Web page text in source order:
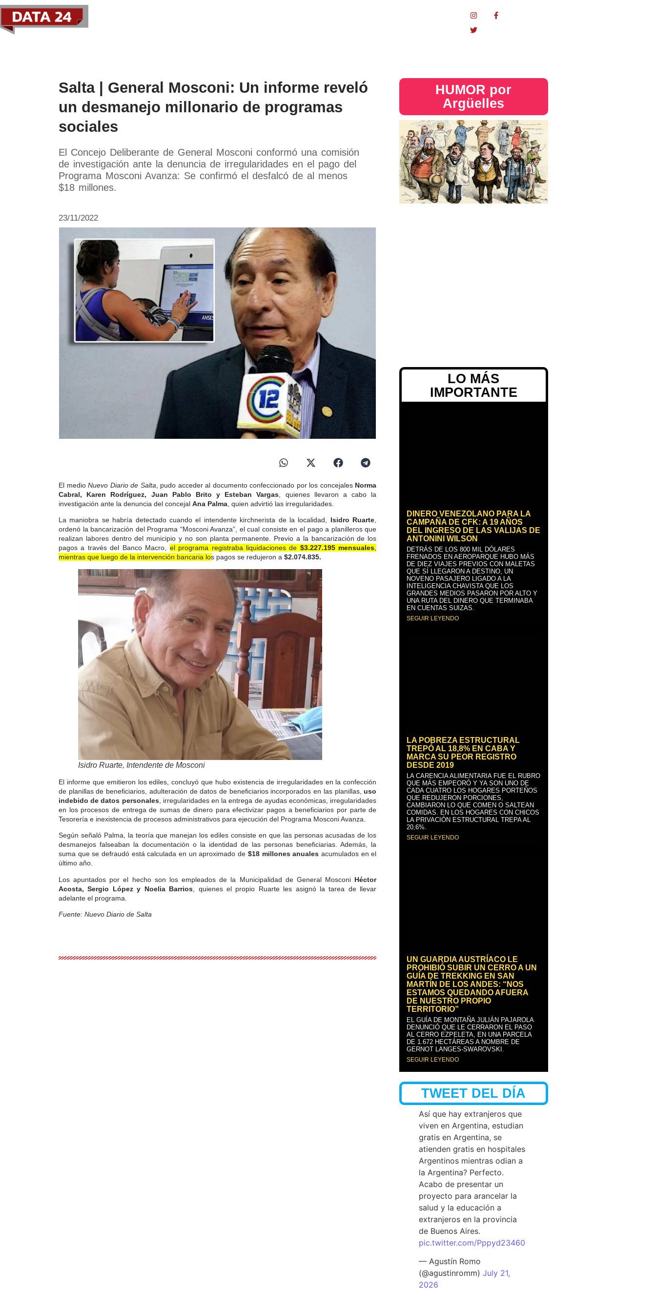
Salta | General Mosconi: Un informe reveló
un desmanejo millonario de programas
sociales
El Concejo Deliberante de General Mosconi conformó una comisión
de investigación ante la denuncia de irregularidades en el pago del
Programa Mosconi Avanza: Se confirmó el desfalcó de al menos
$18 millones.
23/11/2022
El medioNuevo Diario de Salta , pudo acceder al documento confeccionado por los concejales Norma
Cabral, Karen Rodríguez, Juan Pablo Brito y Esteban Vargas , quienes llevaron a cabo la
investigación ante la denuncia del concejal Ana Palma , quien advirtió las irregularidades.
La maniobra se habría detectado cuando el intendente kirchnerista de la localidad, Isidro Ruarte,
ordenó la bancarización del Programa “Mosconi Avanza”, el cual consiste en el pago a planilleros que
realizan labores dentro del municipio y no son planta permanente. Previo a la bancarización de los
pagos a través del Banco Macro, el programa registraba liquidaciones de $3.227.195 mensuales,
mientras que luego de la intervención bancaria los pagos se redujeron a $2.074.835.
Isidro Ruarte, Intendente de Mosconi
El informe que emitieron los ediles, concluyó que hubo existencia de irregularidades en la confección
de planillas de beneficiarios, adulteración de datos de beneficiarios incorporados en las planillas,uso
indebido de datos personales, irregularidades en la entrega de ayudas económicas, irregularidades
en los procesos de entrega de sumas de dinero para efectivizar pagos a beneficiarios por parte de
Tesorería e inexistencia de procesos administrativos para ejecución del Programa Mosconi Avanza.
Según señaló Palma, la teoría que manejan los ediles consiste en que las personas acusadas de los
desmanejosfalseaban la documentación o la identidad de las personas beneficiarias. Además, la
suma que se defraudó está calculada en un aproximado de $18 millones anuales acumulados en el
último año.
Los apuntados por el hecho son los empleados de la Municipalidad de General Mosconi Héctor
Acosta, Sergio López y Noelia Barrios , quienes el propio Ruarte les asignó la tarea de llevar
adelante el programa.
Fuente: Nuevo Diario de Salta
HUMOR por
Argüelles​
LO MÁS
IMPORTANTE
DINERO VENEZOLANO PARA LA
CAMPAÑA DE CFK: A 19 AÑOS
DEL INGRESO DE LAS VALIJAS DE
ANTONINI WILSON
DETRÁS DE LOS 800 MIL DÓLARES
FRENADOS EN AEROPARQUE HUBO MÁS
DE DIEZ VIAJES PREVIOS CON MALETAS
QUE SÍ LLEGARON A DESTINO, UN
NOVENO PASAJERO LIGADO A LA
INTELIGENCIA CHAVISTA QUE LOS
GRANDES MEDIOS PASARON POR ALTO Y
UNA RUTA DEL DINERO QUE TERMINABA
EN CUENTAS SUIZAS.
SEGUIR LEYENDO
LA POBREZA ESTRUCTURAL
TREPÓ AL 18,8% EN CABA Y
MARCA SU PEOR REGISTRO
DESDE 2019
LA CARENCIA ALIMENTARIA FUE EL RUBRO
QUE MÁS EMPEORÓ Y YA SON UNO DE
CADA CUATRO LOS HOGARES PORTEÑOS
QUE REDUJERON PORCIONES,
CAMBIARON LO QUE COMEN O SALTEAN
COMIDAS. EN LOS HOGARES CON CHICOS
LA PRIVACIÓN ESTRUCTURAL TREPA AL
20,6%.
SEGUIR LEYENDO
UN GUARDIA AUSTRÍACO LE
PROHIBIÓ SUBIR UN CERRO A UN
GUÍA DE TREKKING EN SAN
MARTÍN DE LOS ANDES: “NOS
ESTAMOS QUEDANDO AFUERA
DE NUESTRO PROPIO
TERRITORIO”
EL GUÍA DE MONTAÑA JULIÁN PAJAROLA
DENUNCIÓ QUE LE CERRARON EL PASO
AL CERRO EZPELETA, EN UNA PARCELA
DE 1.672 HECTÁREAS A NOMBRE DE
GERNOT LANGES-SWAROVSKI.
SEGUIR LEYENDO
TWEET DEL DÍA
Así que hay extranjeros que
viven en Argentina, estudian
gratis en Argentina, se
atienden gratis en hospitales
Argentinos mientras odian a
la Argentina? Perfecto.
Acabo de presentar un
proyecto para arancelar la
salud y la educación a
extranjeros en la provincia
de Buenos Aires.
pic.twitter.com/Pppyd23460
— Agustín Romo
(@agustinromm)July 21,
2026